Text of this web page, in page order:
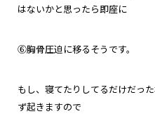
はないかと思ったら即座に
⑥胸骨圧迫に移るそうです。
もし、寝てたりしてるだけだっ
ず起きますので